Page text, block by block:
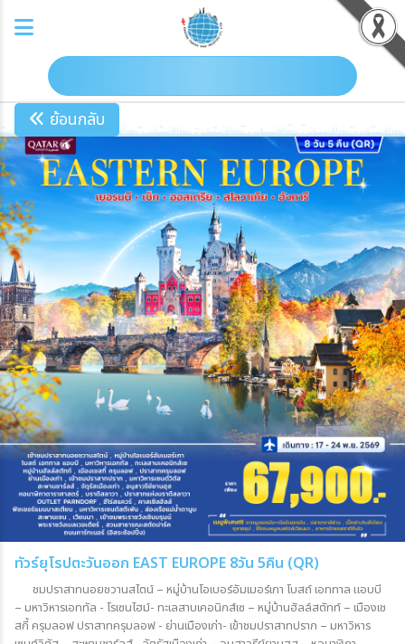
ย้อนกลับ
ทัวร์ยุโรปตะวันออก EAST EUROPE 8วัน 5คืน (QR)
ชมปราสาทนอยชวานสไตน์ – หมู่บ้านโอเบอร์อัมเมอร์เกา โบสถ์ เอททาล แอบบี
– มหาวิหารเอททัล - โรเซนไฮม์- ทะเลสาบเคอนิกส์เซ – หมู่บ้านฮัลล์สตัทท์ – เมืองเช
สกี้ ครุมลอฟ ปราสาทครุมลอฟ - ย่านเมืองเก่า- เข้าชมปราสาทปราก – มหาวิหาร